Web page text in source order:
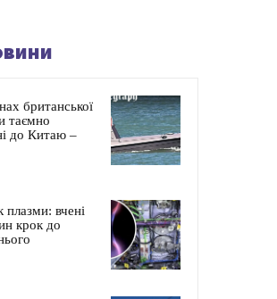
британської
таємно
до Китаю –
плазми: вчені
крок до